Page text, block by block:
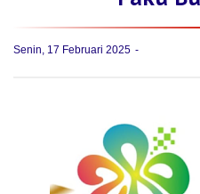
Senin, 17 Februari 2025